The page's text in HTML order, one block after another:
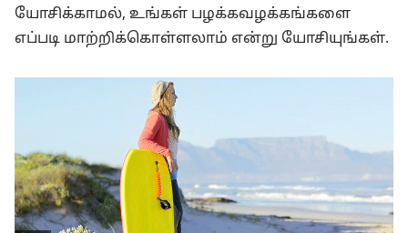
யோசிக்காமல், உங்கள் பழக்கவழக்கங்களை
எப்படி மாற்றிக்கொள்ளலாம் என்று யோசியுங்கள்.